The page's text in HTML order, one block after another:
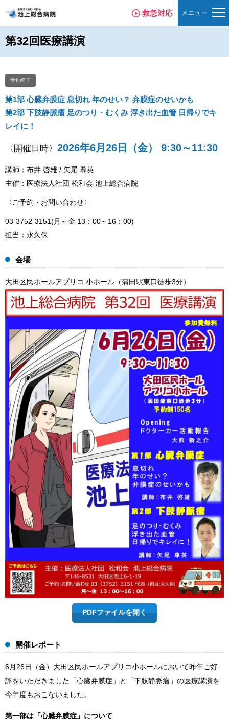
救急対応
第32回医療講演
受付終了
第1部 心臓弁膜症 息切れ 年のせい？ 弁膜症のせいかも
第2部 下肢静脈瘤 足のつり・むくみ 浮き出た血管 日帰りでキ
レイに！
〈開催日時〉 2026年6月26日（金） 9:30～11:30
講師：布井 啓雄 / 矢尾 尊英
主催：医療法人社団 松和会 池上総合病院
〈ご予約・お問い合わせ〉
03-3752-3151(月～金 13：00～16：00)
担当：永久保
会場
大田区民ホールアプリコ 小ホール（蒲田駅東口徒歩3分）
PDFファイルを開く
開催レポート
6月26日（金）大田区民ホールアプリコ小ホールにおいて昨年ご好
評をいただきました「心臓弁膜症」と「下肢静脈瘤」の医療講演を
今年度もおこないました。
第一部は「心臓弁膜症」について